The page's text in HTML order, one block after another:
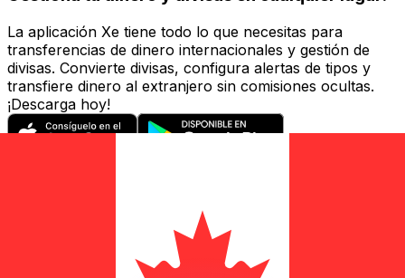
La aplicación Xe tiene todo lo que necesitas para
transferencias de dinero internacionales y gestión de
divisas. Convierte divisas, configura alertas de tipos y
transfiere dinero al extranjero sin comisiones ocultas.
¡Descarga hoy!